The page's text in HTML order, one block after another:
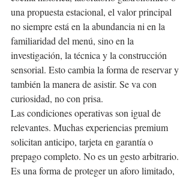
una propuesta estacional, el valor principal
no siempre está en la abundancia ni en la
familiaridad del menú, sino en la
investigación, la técnica y la construcción
sensorial. Esto cambia la forma de reservar y
también la manera de asistir. Se va con
curiosidad, no con prisa.
Las condiciones operativas son igual de
relevantes. Muchas experiencias premium
solicitan anticipo, tarjeta en garantía o
prepago completo. No es un gesto arbitrario.
Es una forma de proteger un aforo limitado,